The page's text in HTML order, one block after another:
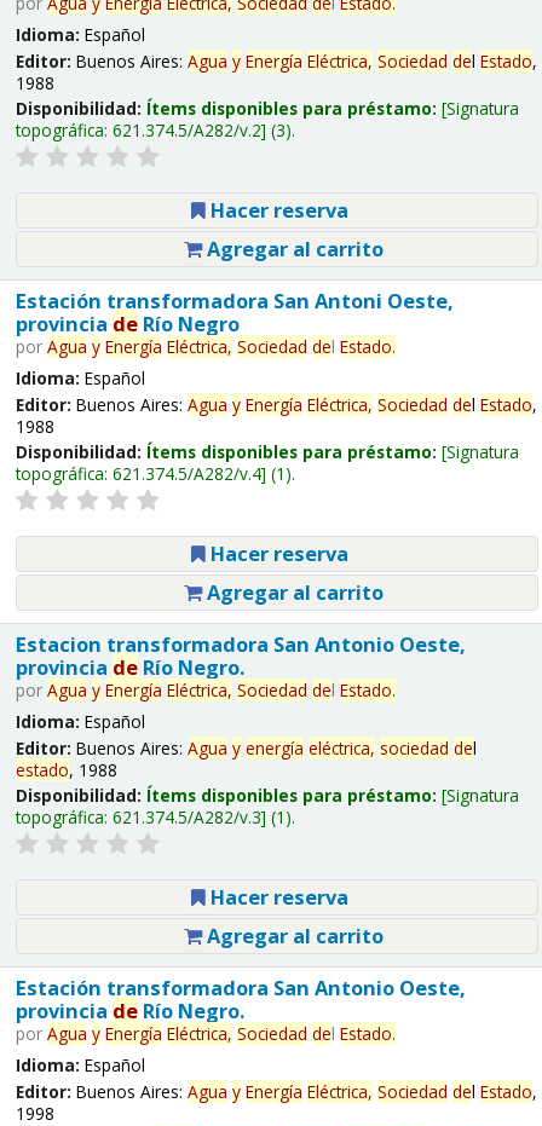
Idioma: Español
Editor: Buenos Aires: Agua y Energía Eléctrica, Sociedad del Estado,
1988
Disponibilidad: Ítems disponibles para préstamo: Signatura
topográfica: 621.374.5/A282/v.2 (3).
Hacer reserva
Agregar al carrito
Estación transformadora San Antoni Oeste,
provincia deRío Negro
por Agua y Energía Eléctrica, Sociedad del Estado.
Idioma: Español
Editor: Buenos Aires: Agua y Energía Eléctrica, Sociedad del Estado,
1988
Disponibilidad: Ítems disponibles para préstamo: Signatura
topográfica: 621.374.5/A282/v.4 (1).
Hacer reserva
Agregar al carrito
Estacion transformadora San Antonio Oeste,
provincia deRío Negro.
por Agua y Energía Eléctrica, Sociedad del Estado.
Idioma: Español
Editor: Buenos Aires: Agua y energía eléctrica, sociedad del
estado, 1988
Disponibilidad: Ítems disponibles para préstamo: Signatura
topográfica: 621.374.5/A282/v.3 (1).
Hacer reserva
Agregar al carrito
Estación transformadora San Antonio Oeste,
provincia deRío Negro.
por Agua y Energía Eléctrica, Sociedad del Estado.
Idioma: Español
Editor: Buenos Aires: Agua y Energía Eléctrica, Sociedad del Estado,
1998